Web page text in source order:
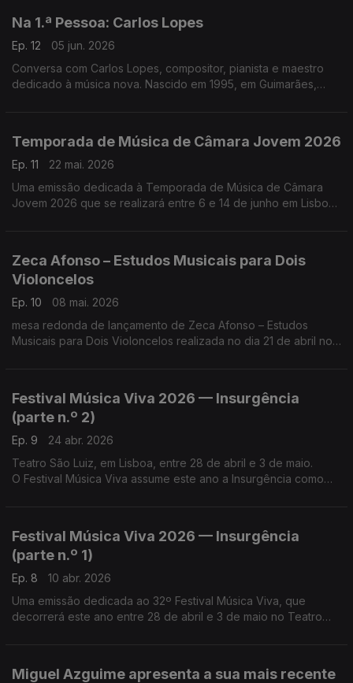
Na 1.ª Pessoa: Carlos Lopes
Ep. 12
05 jun. 2026
Conversa com Carlos Lopes, compositor, pianista e maestro
dedicado à música nova. Nascido em 1995, em Guimarães,
Temporada de Música de Câmara Jovem 2026
Ep. 11
22 mai. 2026
Uma emissão dedicada à Temporada de Música de Câmara
Jovem 2026 que se realizará entre 6 e 14 de junho em Lisboa,
Zeca Afonso – Estudos Musicais para Dois
Violoncelos
Ep. 10
08 mai. 2026
mesa redonda de lançamento de Zeca Afonso – Estudos
Musicais para Dois Violoncelos realizada no dia 21 de abril no
Festival Música Viva 2026 — Insurgência
(parte n.º 2)
Ep. 9
24 abr. 2026
Teatro São Luiz, em Lisboa, entre 28 de abril e 3 de maio.
O Festival Música Viva assume este ano a Insurgência como
Festival Música Viva 2026 — Insurgência
(parte n.º 1)
Ep. 8
10 abr. 2026
Uma emissão dedicada ao 32º Festival Música Viva, que
decorrerá este ano entre 28 de abril e 3 de maio no Teatro
Miguel Azguime apresenta a sua mais recente